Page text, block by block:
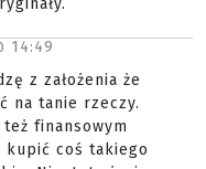
14:49
z założenia że
na tanie rzeczy.
finansowym
kupić coś takiego